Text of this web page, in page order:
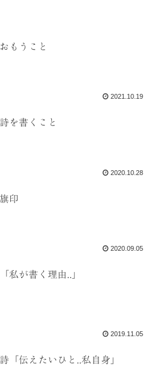
おもうこと
2021.10.19
詩を書くこと
2020.10.28
旗印
2020.09.05
「私が書く理由..」
2019.11.05
詩「伝えたいひと..私自身」